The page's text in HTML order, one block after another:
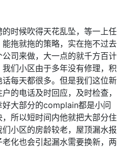
时候吹得天花乱坠，等一上任
拖就拖的策略，实在拖不过去
司来做，大一点的就千方百计
们小区由于多年没有修理，积
每天都很多。但是我们这位新
的电话及时回应，及时检查，
大部分的complain都是小问
所以短时间内他就把大部分住
小区的房龄较老，屋顶漏水报
化也会引起漏水需要换新，两